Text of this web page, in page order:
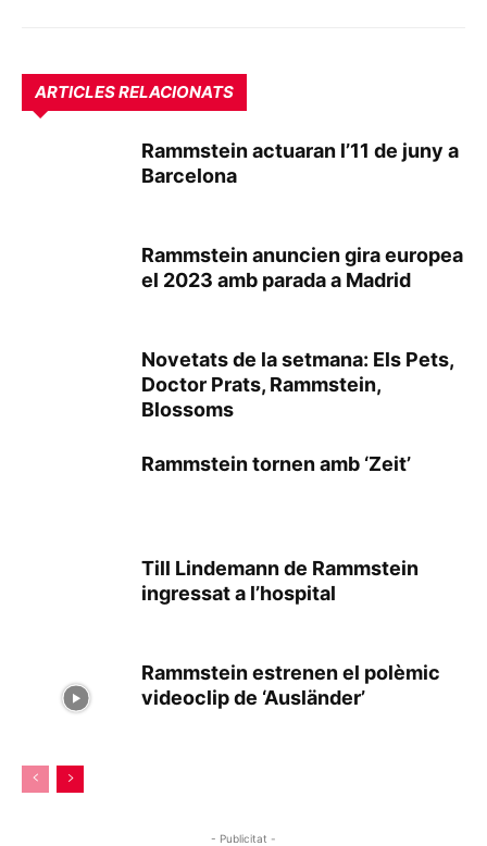
ARTICLES RELACIONATS
Rammstein actuaran l’11 de juny a
Barcelona
Rammstein anuncien gira europea
el 2023 amb parada a Madrid
Novetats de la setmana: Els Pets,
Doctor Prats, Rammstein,
Blossoms
Rammstein tornen amb ‘Zeit’
Till Lindemann de Rammstein
ingressat a l’hospital
Rammstein estrenen el polèmic
videoclip de ‘Ausländer’
- Publicitat -